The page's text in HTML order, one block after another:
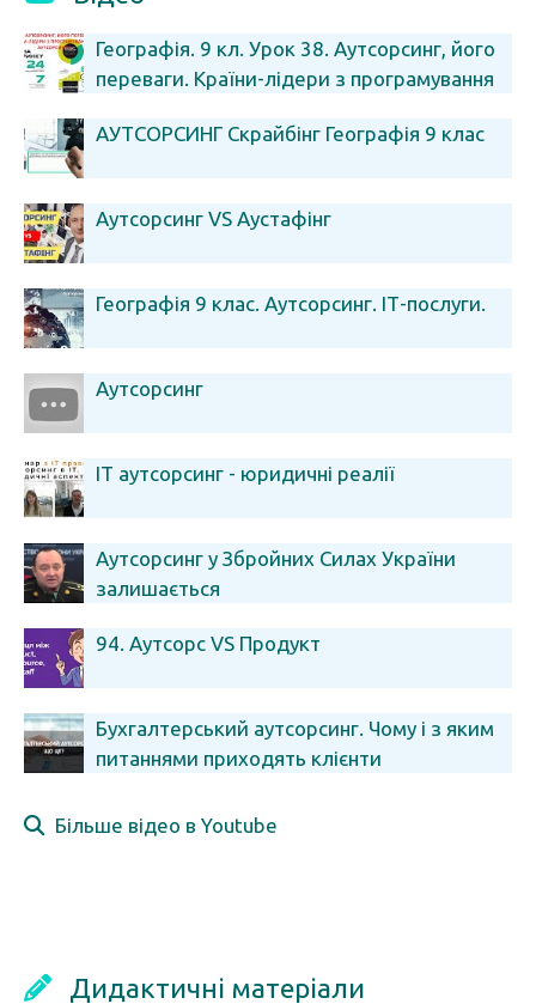
Географія. 9 кл. Урок 38. Аутсорсинг, його
переваги. Країни-лідери з програмування
АУТСОРСИНГ Скрайбінг Географія 9 клас
Аутсорсинг VS Аустафінг
Географія 9 клас. Аутсорсинг. ІТ-послуги.
Аутсорсинг
ІТ аутсорсинг - юридичні реалії
Аутсорсинг у Збройних Силах України
залишається
94. Аутсорс VS Продукт
Бухгалтерський аутсорсинг. Чому і з яким
питаннями приходять клієнти
Більше відео в Youtube
Дидактичні матеріали